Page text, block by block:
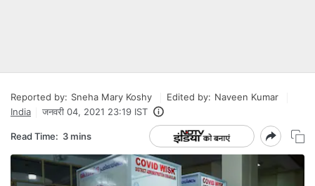
Reported by: Sneha Mary Koshy Edited by: Naveen Kumar
India
जनवरी 04, 2021 23:19 IST
Read Time: 3 mins